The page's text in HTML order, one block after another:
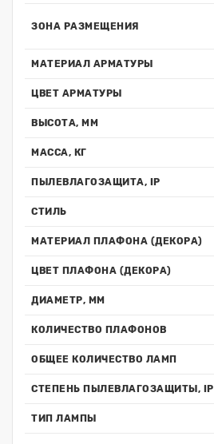
ЗОНА РАЗМЕЩЕНИЯ
МАТЕРИАЛ АРМАТУРЫ
ЦВЕТ АРМАТУРЫ
ВЫСОТА, ММ
МАССА, КГ
ПЫЛЕВЛАГОЗАЩИТА, IP
СТИЛЬ
МАТЕРИАЛ ПЛАФОНА (ДЕКОРА)
ЦВЕТ ПЛАФОНА (ДЕКОРА)
ДИАМЕТР, ММ
КОЛИЧЕСТВО ПЛАФОНОВ
ОБЩЕЕ КОЛИЧЕСТВО ЛАМП
СТЕПЕНЬ ПЫЛЕВЛАГОЗАЩИТЫ, IP
ТИП ЛАМПЫ